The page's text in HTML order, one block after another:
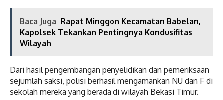
Baca Juga Rapat Minggon Kecamatan Babelan,
Kapolsek Tekankan Pentingnya Kondusifitas
Wilayah
Dari hasil pengembangan penyelidikan dan pemeriksaan
sejumlah saksi, polisi berhasil mengamankan NU dan F di
sekolah mereka yang berada di wilayah Bekasi Timur.